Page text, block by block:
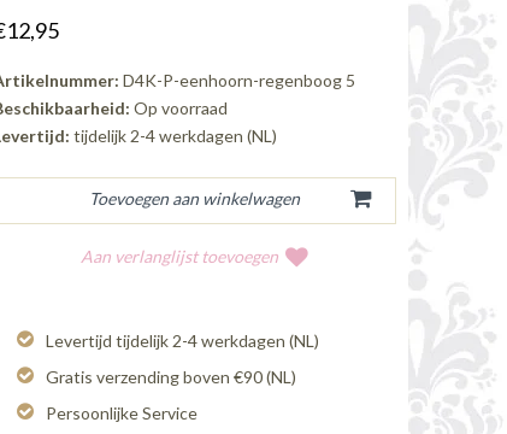
D4K-P-eenhoorn-regenboog 5
Op voorraad
tijdelijk 2-4 werkdagen (NL)
Aan verlanglijst toevoegen
Levertijd tijdelijk 2-4 werkdagen (NL)
Gratis verzending boven €90 (NL)
Persoonlijke Service